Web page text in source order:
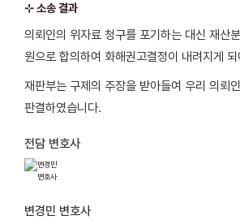
⊹ 소송 결과
의뢰인의 위자료 청구를 포기하는 대신 재산
원으로 합의하여 화해권고결정이 내려지게
재판부는 구제의 주장을 받아들여 우리 의뢰
판결하였습니다.
전담 변호사
변경민 변호사